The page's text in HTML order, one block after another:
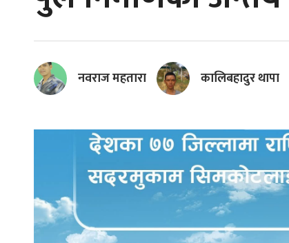
नवराज महतारा कालिबहादुर थापा